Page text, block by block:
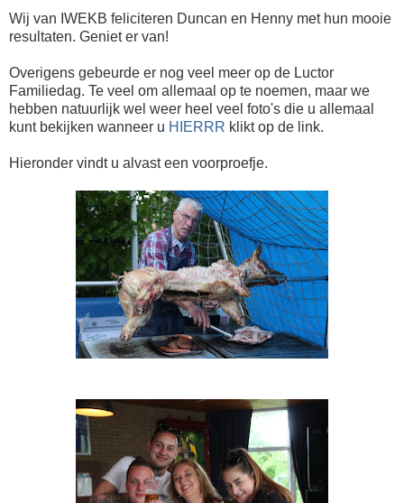
Wij van IWEKB feliciteren Duncan en Henny met hun mooie
resultaten. Geniet er van!
Overigens gebeurde er nog veel meer op de Luctor
Familiedag. Te veel om allemaal op te noemen, maar we
hebben natuurlijk wel weer heel veel foto's die u allemaal
kunt bekijken wanneer u HIERRR klikt op de link.
Hieronder vindt u alvast een voorproefje.